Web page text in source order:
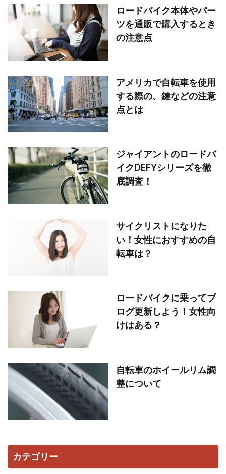
ロードバイク本体やパー
ツを通販で購入するとき
の注意点
アメリカで自転車を使用
する際の、鍵などの注意
点とは
ジャイアントのロードバ
イクDEFYシリーズを徹
底調査！
サイクリストになりた
い！女性におすすめの自
転車は？
ロードバイクに乗ってブ
ログ更新しよう！女性向
けはある？
自転車のホイールリム調
整について
カテゴリー